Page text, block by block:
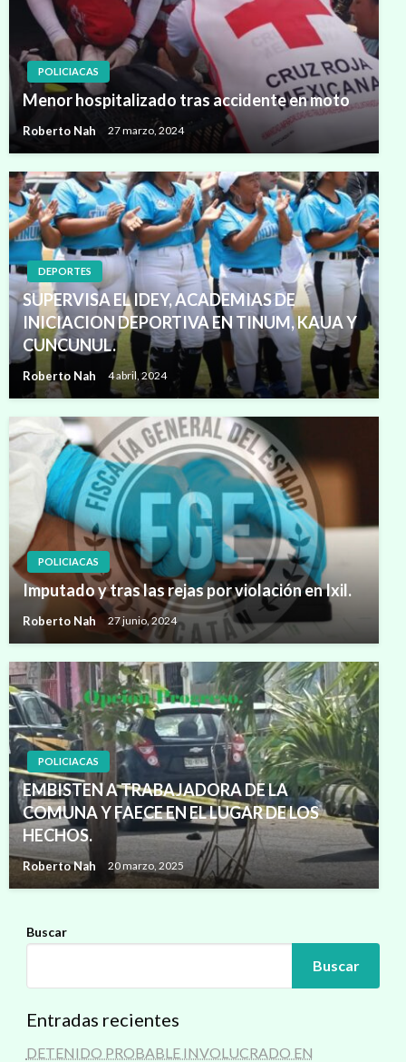
POLICIACAS
Menor hospitalizado tras accidente en moto
Roberto Nah 27 marzo, 2024
DEPORTES
SUPERVISA EL IDEY, ACADEMIAS DE
INICIACION DEPORTIVA EN TINUM, KAUA Y
CUNCUNUL.
Roberto Nah 4 abril, 2024
POLICIACAS
Imputado y tras las rejas por violación en Ixil.
Roberto Nah 27 junio, 2024
POLICIACAS
EMBISTEN A TRABAJADORA DE LA
COMUNA Y FAECE EN EL LUGAR DE LOS
HECHOS.
Roberto Nah 20 marzo, 2025
Buscar
Buscar
Entradas recientes
DETENIDO PROBABLE INVOLUCRADO EN